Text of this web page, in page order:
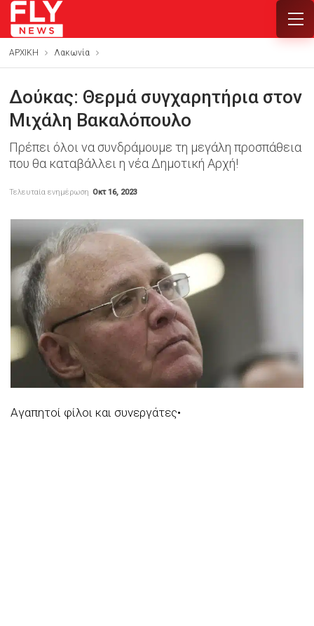
ΑΡΧΙΚΗ Λακωνία
Δούκας: Θερμά συγχαρητήρια στον
Μιχάλη Βακαλόπουλο
Πρέπει όλοι να συνδράμουμε τη μεγάλη προσπάθεια
που θα καταβάλλει η νέα Δημοτική Αρχή!
Τελευταία ενημέρωση Οκτ 16, 2023
Αγαπητοί φίλοι και συνεργάτες•